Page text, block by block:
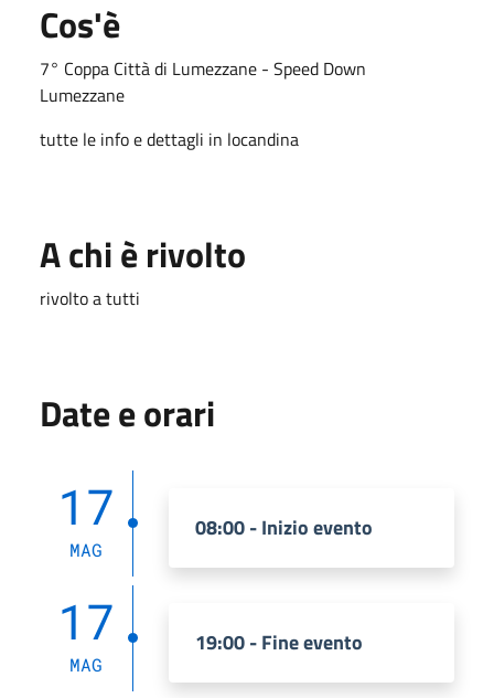
Cos'è
7° Coppa Città di Lumezzane - Speed Down
Lumezzane
tutte le info e dettagli in locandina
A chi è rivolto
rivolto a tutti
Date e orari
17
MAG
08:00 - Inizio evento
17
MAG
19:00 - Fine evento